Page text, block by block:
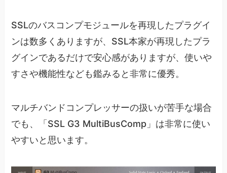
SSLのバスコンプモジュールを再現したプラグイ
ンは数多くありますが、SSL本家が再現したプラ
グインであるだけで安心感がありますが、使いや
すさや機能性なども鑑みると非常に優秀。
マルチバンドコンプレッサーの扱いが苦手な場合
でも、「SSL G3 MultiBusComp」は非常に使い
やすいと思います。